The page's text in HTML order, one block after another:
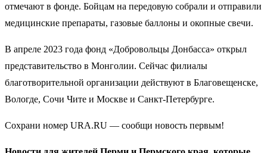
отмечают в фонде. Бойцам на передовую собрали и отправили
медицинские препараты, газовые баллоны и окопные свечи.
В апреле 2023 года фонд «Добровольцы Донбасса» открыл
представительство в Монголии. Сейчас филиалы
благотворительной организации действуют в Благовещенске,
Вологде, Сочи Чите и Москве и Санкт-Петербурге.
Сохрани номер URA.RU — сообщи новость первым!